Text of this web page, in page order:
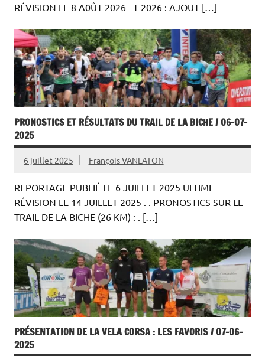
RÉVISION LE 8 A0ÛT 2026 T 2026 : AJOUT […]
PRONOSTICS ET RÉSULTATS DU TRAIL DE LA BICHE / 06-07-
2025
6 juillet 2025 François VANLATON
REPORTAGE PUBLIÉ LE 6 JUILLET 2025 ULTIME
RÉVISION LE 14 JUILLET 2025 . . PRONOSTICS SUR LE
TRAIL DE LA BICHE (26 KM) : . […]
PRÉSENTATION DE LA VELA CORSA : LES FAVORIS / 07-06-
2025